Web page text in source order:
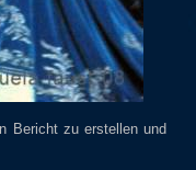
Bericht zu erstellen und